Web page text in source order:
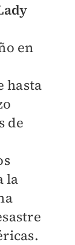
en
hasta
de
la
.